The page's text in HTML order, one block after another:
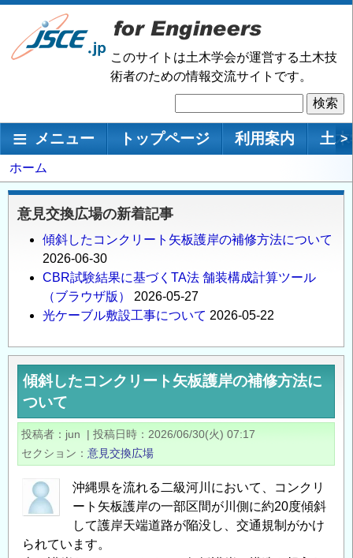
メ
ン
移
動
このサイトは土木学会が運営する土木技
術者のための情報交流サイトです。
索
メインナビゲーション
メニュー トップページ 利用案内 土 >
パ
ン
く
ホーム
意見交換広場の新着記事
傾斜したコンクリート矢板護岸の補修方法について
2026-06-30
CBR試験結果に基づくTA法 舗装構成計算ツール
（ブラウザ版）
2026-05-27
光ケーブル敷設工事について 2026-05-22
傾斜したコンクリート矢板護岸の補修方法に
ついて
投稿者 jun | 投稿日時
2026/06/30(火) 07:17
セクション
意見交換広場
沖縄県を流れる二級河川において、コンクリ
ート矢板護岸の一部区間が川側に約20度傾斜
して護岸天端道路が陥没し、交通規制がかけ
られています。